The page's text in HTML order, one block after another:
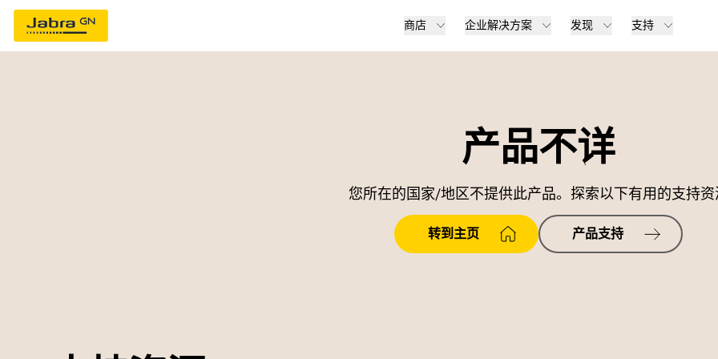
商店 企业解决方案 发现 支持
产品不详
您所在的国家/地区不提供此产品。探索以下有用的支持资
转到主页 产品支持